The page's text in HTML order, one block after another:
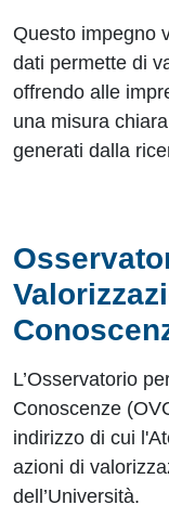
Questo impegno
dati permette di
offrendo alle
una misura
generati dalla
L’Osservatorio
Conoscenze
indirizzo di cui
azioni di
dell’Università.